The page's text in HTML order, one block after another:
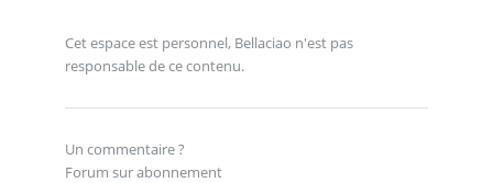
Cet espace est personnel, Bellaciao n'est pas
responsable de ce contenu.
Un commentaire ?
Forum sur abonnement